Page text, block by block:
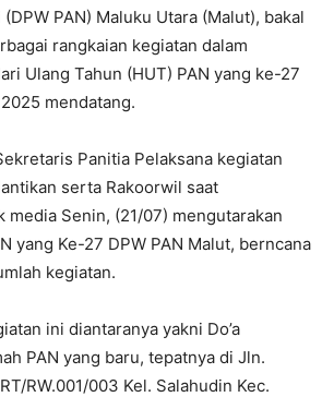
PAN) Maluku Utara (Malut), bakal
rangkaian kegiatan dalam
Ulang Tahun (HUT) PAN yang ke-27
mendatang.
Panitia Pelaksana kegiatan
serta Rakoorwil saat
media Senin, (21/07) mengutarakan
yang Ke-27 DPW PAN Malut, berncana
kegiatan.
ini diantaranya yakni Do’a
PAN yang baru, tepatnya di Jln.
RW.001/003 Kel. Salahudin Kec.